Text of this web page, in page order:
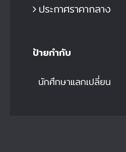
ประกาศราคากลาง
ป้ายกำกับ
นักศึกษาแลกเปลี่ยน